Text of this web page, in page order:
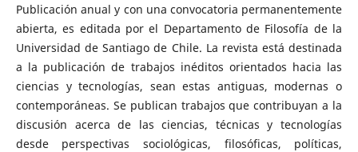
Publicación anual y con una convocatoria permanentemente
abierta, es editada por el Departamento de Filosofía de la
Universidad de Santiago de Chile. La revista está destinada
a la publicación de trabajos inéditos orientados hacia las
ciencias y tecnologías, sean estas antiguas, modernas o
contemporáneas. Se publican trabajos que contribuyan a la
discusión acerca de las ciencias, técnicas y tecnologías
desde perspectivas sociológicas, filosóficas, políticas,